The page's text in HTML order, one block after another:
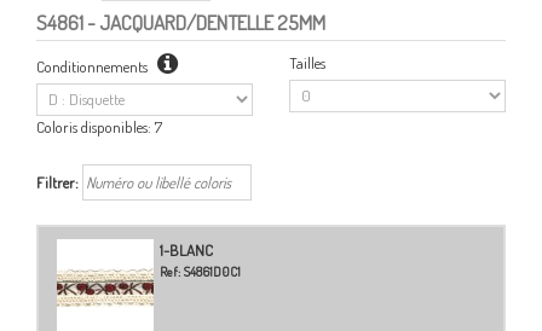
S4861- JACQUARD/DENTELLE 25MM
Conditionnements Tailles
Coloris disponibles: 7
Filtrer:
1-BLANC
Ref: S4861D0C1